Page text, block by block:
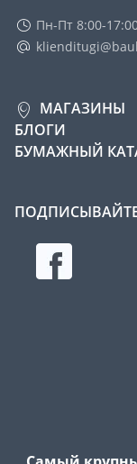
Пн-Пт 8:00-
МАГАЗИНЫ
БЛОГИ
БУМАЖНЫЙ